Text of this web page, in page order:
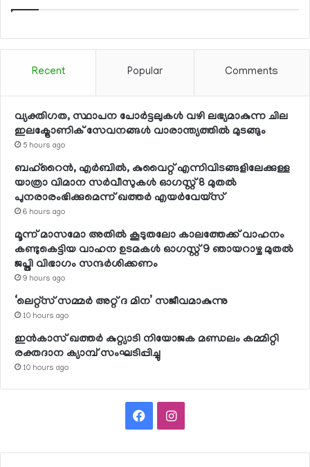
Recent Popular Comments
വ്യക്തിഗത, സ്ഥാപന പോര്‍ട്ടലുകള്‍ വഴി ലഭ്യമാകുന്ന ചില
ഇലക്ട്രോണിക് സേവനങ്ങള്‍ വാരാന്ത്യത്തില്‍ മുടങ്ങും
5 hours ago
ബഹ്റൈന്‍, എര്‍ബില്‍, കുവൈറ്റ് എന്നിവിടങ്ങളിലേക്കുള്ള
യാത്രാ വിമാന സര്‍വീസുകള്‍ ഓഗസ്റ്റ് 8 മുതല്‍
പുനരാരംഭിക്കുമെന്ന് ഖത്തര്‍ എയര്‍വേയ്സ്
6 hours ago
മൂന്ന് മാസമോ അതില്‍ കൂടുതലോ കാലത്തേക്ക് വാഹനം
കണ്ടുകെട്ടിയ വാഹന ഉടമകള്‍ ഓഗസ്റ്റ് 9 ഞായറാഴ്ച മുതല്‍
ജപ്തി വിഭാഗം സന്ദര്‍ശിക്കണം
9 hours ago
‘ലെറ്റ്‌സ് സമ്മര്‍ അറ്റ് ദ മിന’ സജീവമാകുന്നു
10 hours ago
ഇന്‍കാസ് ഖത്തര്‍ കുറ്റ്യാടി നിയോജക മണ്ഡലം കമ്മിറ്റി
രക്തദാന ക്യാമ്പ് സംഘടിപ്പിച്ചു
10 hours ago
FacebookInstagram